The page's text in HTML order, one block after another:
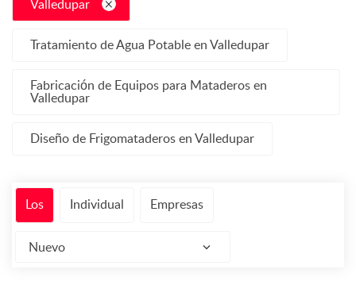
Valledupar
Tratamiento de Agua Potable en Valledupar
Fabricación de Equipos para Mataderos en
Valledupar
Diseño de Frigomataderos en Valledupar
Los Individual Empresas
Nuevo